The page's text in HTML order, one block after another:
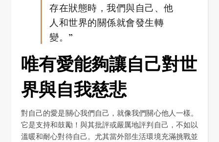
存在狀態時，我們與自己、他
人和世界的關係就會發生轉
變。”
唯有愛能夠讓自己對世
界與自我慈悲
對自己的愛是關心我們自己，就像我們關心他人一樣。
它是支持和鼓勵！與其批評或嚴厲地評判自己，不如以
溫暖和耐心對待自己。尤其當外部生活環境充滿挑戰並